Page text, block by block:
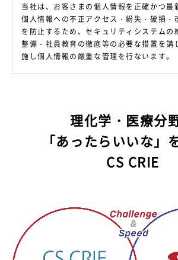
当社は、お客さまの個人情報を正確かつ最
個人情報への不正アクセス・紛失・破損・
を防止するため、セキュリティシステムの
整備・社員教育の徹底等の必要な措置を講
施し個人情報の厳重な管理を行ないます。
料のご送付に利用いたします。
個人情報の第三者への開示・提供の禁止
当社は、お客さまよりお預かりした個人情
し、次のいずれかに該当する場合を除き、
を委託する業者に対して開示する場合
・法令に基づき開示することが必要である
個人情報の安全対策
理化学・医療分
「あったらいいな」
CS CRIE